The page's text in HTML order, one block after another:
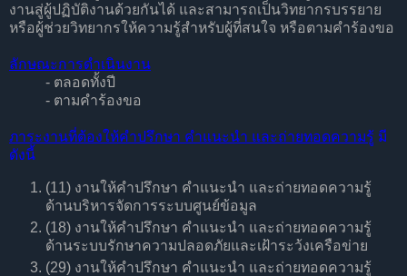
งานสู่ผู้ปฏิบัติงานด้วยกันได้ และสามารถเป็นวิทยากรบรรยาย
หรือผู้ช่วยวิทยากรให้ความรู้สำหรับผู้ที่สนใจ หรือตามคำร้องขอ
ลักษณะการดำเนินงาน
- ตลอดทั้งปี
- ตามคำร้องขอ
ภาระงานที่ต้องให้คำปรึกษา คำแนะนำ และถ่ายทอดความรู้ มี
ดังนี้
(11) งานให้คำปรึกษา คำแนะนำ และถ่ายทอดความรู้
ด้านบริหารจัดการระบบศูนย์ข้อมูล
(18) งานให้คำปรึกษา คำแนะนำ และถ่ายทอดความรู้
ด้านระบบรักษาความปลอดภัยและเฝ้าระว้งเครือข่าย
(29) งานให้คำปรึกษา คำแนะนำ และถ่ายทอดความรู้